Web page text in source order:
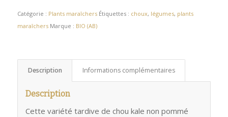
Catégorie : Plants maraîchers Étiquettes : choux, légumes, plants
maraîchers Marque : BIO (AB)
Description Informations complémentaires
Description
Cette variété tardive de chou kale non pommé